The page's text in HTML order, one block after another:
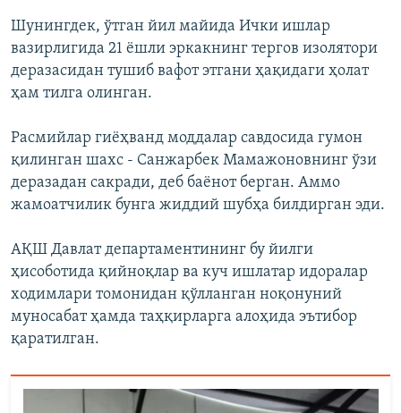
Шунингдек, ўтган йил майида Ички ишлар
вазирлигида 21 ёшли эркакнинг тергов изолятори
деразасидан тушиб вафот этгани ҳақидаги ҳолат
ҳам тилга олинган.
Расмийлар гиёҳванд моддалар савдосида гумон
қилинган шахс - Санжарбек Мамажоновнинг ўзи
деразадан сакради, деб баёнот берган. Аммо
жамоатчилик бунга жиддий шубҳа билдирган эди.
АҚШ Давлат департаментининг бу йилги
ҳисоботида қийноқлар ва куч ишлатар идоралар
ходимлари томонидан қўлланган ноқонуний
муносабат ҳамда таҳқирларга алоҳида эътибор
қаратилган.